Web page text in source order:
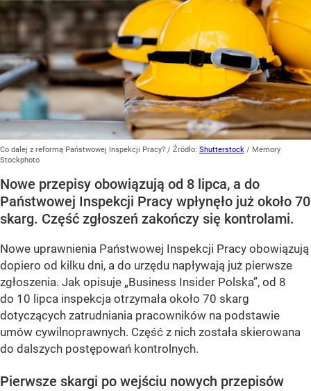
Co dalej z reformą Państwowej Inspekcji Pracy? / Źródło: Shutterstock / Memory
Stockphoto
Nowe przepisy obowiązują od 8 lipca, a do
Państwowej Inspekcji Pracy wpłynęło już około 70
skarg. Część zgłoszeń zakończy się kontrolami.
Nowe uprawnienia Państwowej Inspekcji Pracy obowiązują
dopiero od kilku dni, a do urzędu napływają już pierwsze
zgłoszenia. Jak opisuje „Business Insider Polska”, od 8
do 10 lipca inspekcja otrzymała około 70 skarg
dotyczących zatrudniania pracowników na podstawie
umów cywilnoprawnych. Część z nich została skierowana
do dalszych postępowań kontrolnych.
Pierwsze skargi po wejściu nowych przepisów